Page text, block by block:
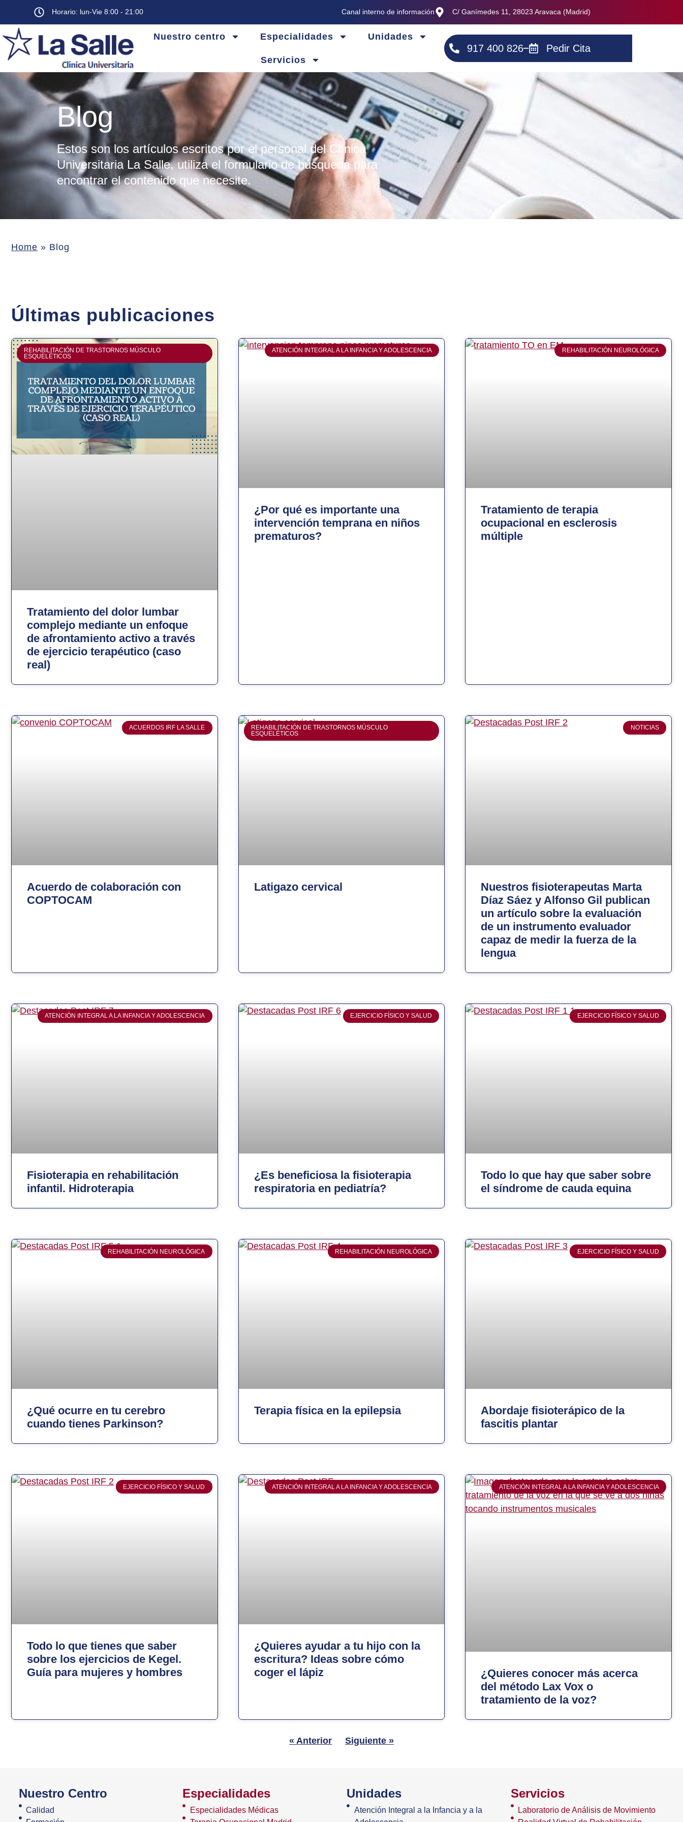
Horario: lun-Vie 8:00 - 21:00 Canal interno de información C/ Ganímedes 11, 28023 Aravaca (Madrid)
Nuestro centro Especialidades Unidades
Servicios
917 400 826 Pedir Cita
Blog
Estos son los artículos escritos por el personal del Clínica
Universitaria La Salle, utiliza el formulario de búsqueda para
encontrar el contenido que necesite.
Home » Blog
Últimas publicaciones
REHABILITACIÓN DE TRASTORNOS MÚSCULO
ESQUELÉTICOS
Tratamiento del dolor lumbar
complejo mediante un enfoque
de afrontamiento activo a través
de ejercicio terapéutico (caso
real)
ATENCIÓN INTEGRAL A LA INFANCIA Y ADOLESCENCIA
¿Por qué es importante una
intervención temprana en niños
prematuros?
REHABILITACIÓN NEUROLÓGICA
Tratamiento de terapia
ocupacional en esclerosis
múltiple
ACUERDOS IRF LA SALLE
Acuerdo de colaboración con
COPTOCAM
REHABILITACIÓN DE TRASTORNOS MÚSCULO
ESQUELÉTICOS
Latigazo cervical
NOTICIAS
Nuestros fisioterapeutas Marta
Díaz Sáez y Alfonso Gil publican
un artículo sobre la evaluación
de un instrumento evaluador
capaz de medir la fuerza de la
lengua
ATENCIÓN INTEGRAL A LA INFANCIA Y ADOLESCENCIA
Fisioterapia en rehabilitación
infantil. Hidroterapia
EJERCICIO FÍSICO Y SALUD
¿Es beneficiosa la fisioterapia
respiratoria en pediatría?
EJERCICIO FÍSICO Y SALUD
Todo lo que hay que saber sobre
el síndrome de cauda equina
REHABILITACIÓN NEUROLÓGICA
¿Qué ocurre en tu cerebro
cuando tienes Parkinson?
REHABILITACIÓN NEUROLÓGICA
Terapia física en la epilepsia
EJERCICIO FÍSICO Y SALUD
Abordaje fisioterápico de la
fascitis plantar
EJERCICIO FÍSICO Y SALUD
Todo lo que tienes que saber
sobre los ejercicios de Kegel.
Guía para mujeres y hombres
ATENCIÓN INTEGRAL A LA INFANCIA Y ADOLESCENCIA
¿Quieres ayudar a tu hijo con la
escritura? Ideas sobre cómo
coger el lápiz
ATENCIÓN INTEGRAL A LA INFANCIA Y ADOLESCENCIA
¿Quieres conocer más acerca
del método Lax Vox o
tratamiento de la voz?
« Anterior Siguiente »
Nuestro Centro
Calidad
Especialidades
Especialidades Médicas
Unidades
Atención Integral a la Infancia y a la
Servicios
Laboratorio de Análisis de Movimiento